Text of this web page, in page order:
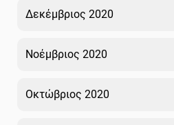
Δεκέμβριος 2020
Νοέμβριος 2020
Οκτώβριος 2020